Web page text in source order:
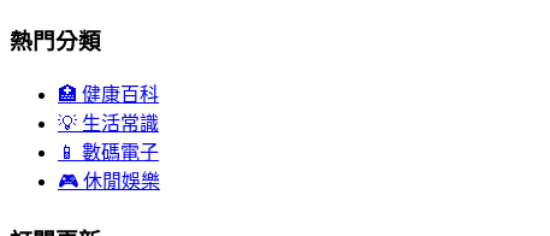
熱門分類
🏥 健康百科
💡 生活常識
📱 數碼電子
🎮 休閒娛樂